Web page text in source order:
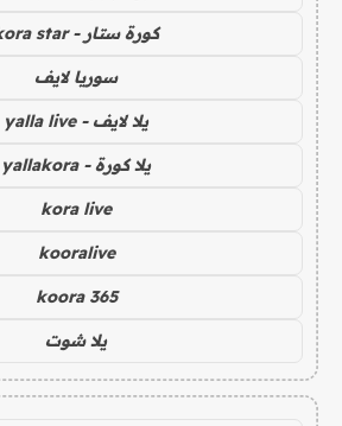
كورة ستار - kora star
سوريا لايف
يلا لايف - yalla live
يلا كورة - yallakora
kora live
kooralive
koora 365
يلا شوت